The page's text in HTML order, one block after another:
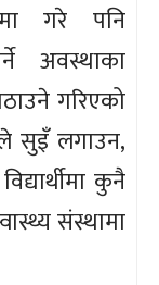
गरे पनि
अवस्थाका
गरिएको
सुइँ लगाउन,
कुनै
संस्थामा